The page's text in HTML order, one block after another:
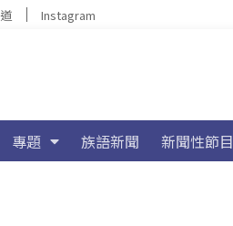
Instagram
專題 族語新聞 新聞性節目